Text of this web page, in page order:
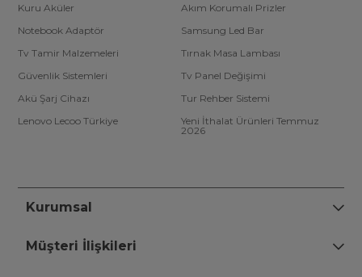
Kuru Aküler
Akım Korumalı Prizler
Notebook Adaptör
Samsung Led Bar
Tv Tamir Malzemeleri
Tırnak Masa Lambası
Güvenlik Sistemleri
Tv Panel Değişimi
Akü Şarj Cihazı
Tur Rehber Sistemi
Lenovo Lecoo Türkiye
Yeni İthalat Ürünleri Temmuz
2026
Kurumsal
Müşteri İlişkileri